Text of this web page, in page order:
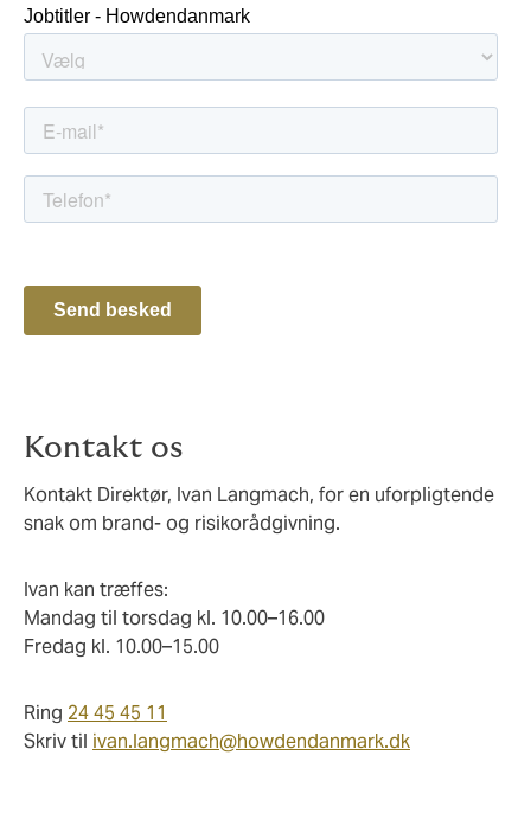
Kontakt os
Kontakt Direktør, Ivan Langmach, for en uforpligtende
snak om brand- og risikorådgivning.
Ivan kan træffes:
Mandag til torsdag kl. 10.00–16.00
Fredag kl. 10.00–15.00
Ring 24 45 45 11
Skriv til ivan.langmach@howdendanmark.dk